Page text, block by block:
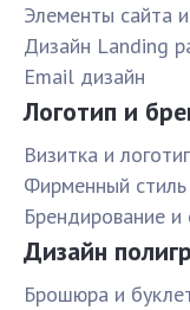
Элементы сайта
Дизайн Landing
Email дизайн
Логотип и
Визитка и
Фирменный стиль
Брендирование и
Дизайн
Брошюра и